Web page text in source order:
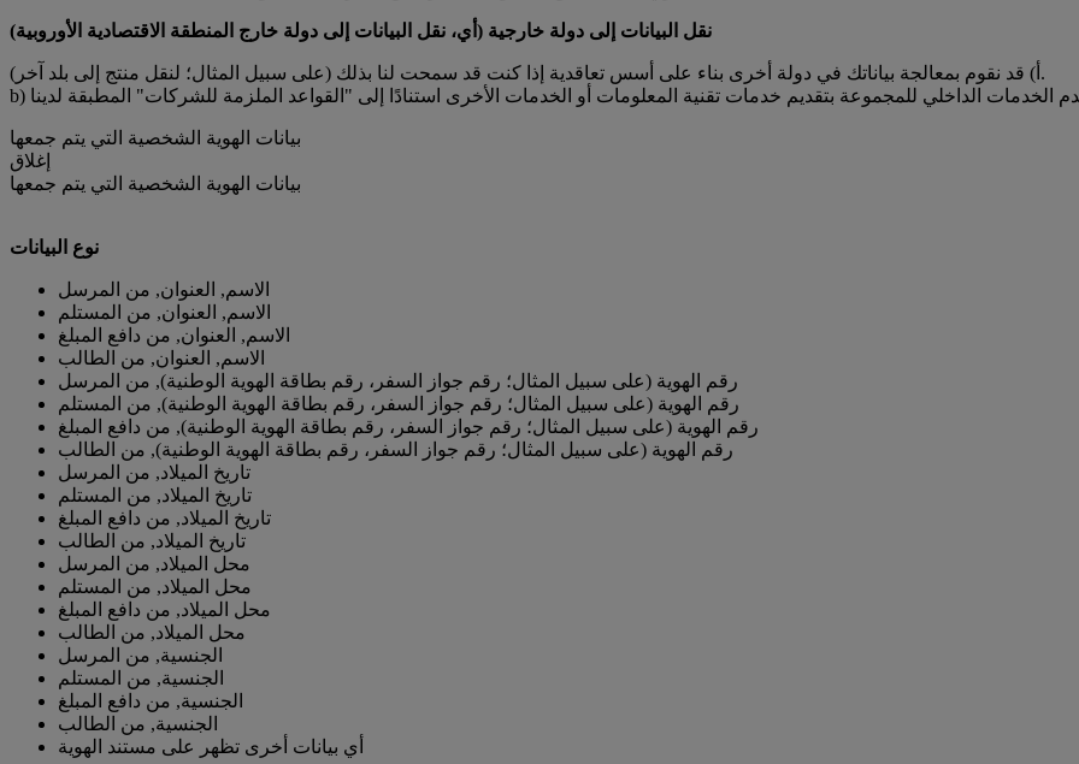
نقل البيانات إلى دولة خارجية (أي، نقل البيانات إلى دولة خارج المنطقة الاقتصادية الأوروبية)
أ) قد نقوم بمعالجة بياناتك في دولة أخرى بناء على أسس تعاقدية إذا كنت قد سمحت لنا بذلك (على سبيل المثال؛ لنقل منتج إلى بلد آخر).
بيانات الهوية الشخصية التي يتم جمعها
إغلاق
بيانات الهوية الشخصية التي يتم جمعها
نوع البيانات
الاسم, العنوان, من المرسل
الاسم, العنوان, من المستلم
الاسم, العنوان, من دافع المبلغ
الاسم, العنوان, من الطالب
رقم الهوية (على سبيل المثال؛ رقم جواز السفر، رقم بطاقة الهوية الوطنية), من المرسل
رقم الهوية (على سبيل المثال؛ رقم جواز السفر، رقم بطاقة الهوية الوطنية), من المستلم
رقم الهوية (على سبيل المثال؛ رقم جواز السفر، رقم بطاقة الهوية الوطنية), من دافع المبلغ
رقم الهوية (على سبيل المثال؛ رقم جواز السفر، رقم بطاقة الهوية الوطنية), من الطالب
تاريخ الميلاد, من المرسل
تاريخ الميلاد, من المستلم
تاريخ الميلاد, من دافع المبلغ
تاريخ الميلاد, من الطالب
محل الميلاد, من المرسل
محل الميلاد, من المستلم
محل الميلاد, من دافع المبلغ
محل الميلاد, من الطالب
الجنسية, من المرسل
الجنسية, من المستلم
الجنسية, من دافع المبلغ
الجنسية, من الطالب
أي بيانات أخرى تظهر على مستند الهوية